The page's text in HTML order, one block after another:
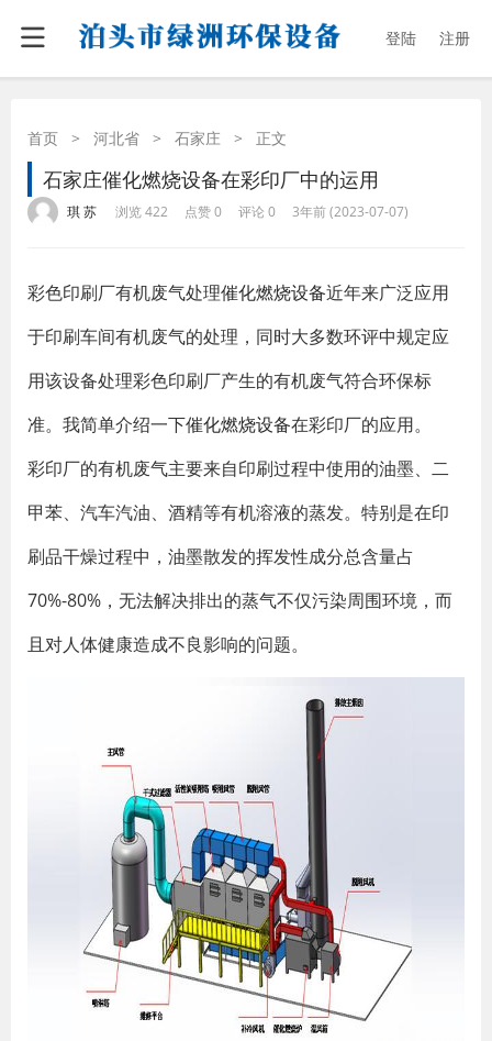
登陆 注册
首页 > 河北省 > 石家庄 > 正文
石家庄催化燃烧设备在彩印厂中的运用
琪 苏 浏览 422 点赞 0 评论 0 3年前 (2023-07-07)
彩色印刷厂有机废气处理催化燃烧设备近年来广泛应用
于印刷车间有机废气的处理，同时大多数环评中规定应
用该设备处理彩色印刷厂产生的有机废气符合环保标
准。我简单介绍一下催化燃烧设备在彩印厂的应用。
彩印厂的有机废气主要来自印刷过程中使用的油墨、二
甲苯、汽车汽油、酒精等有机溶液的蒸发。特别是在印
刷品干燥过程中，油墨散发的挥发性成分总含量占
70%-80%，无法解决排出的蒸气不仅污染周围环境，而
且对人体健康造成不良影响的问题。